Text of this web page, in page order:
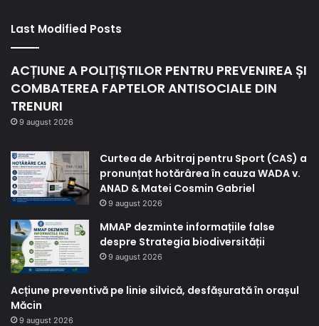
Last Modified Posts
ACȚIUNE A POLIȚIȘTILOR PENTRU PREVENIREA ȘI
COMBATEREA FAPTELOR ANTISOCIALE DIN
TRENURI
9 august 2026
Curtea de Arbitraj pentru Sport (CAS) a
pronunțat hotărârea în cauza WADA v.
ANAD & Matei Cosmin Gabriel
9 august 2026
MMAP dezminte informațiile false
despre Strategia biodiversității
9 august 2026
Acțiune preventivă pe linie silvică, desfășurată în orașul
Măcin
9 august 2026